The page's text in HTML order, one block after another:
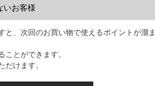
いお客様
と、次回のお買い物で使えるポイントが溜ま
ことができます。
だけます。